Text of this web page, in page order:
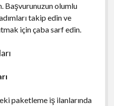
Başvurunuzun olumlu
takip edin ve
için çaba sarf edin.
paketleme iş ilanlarında